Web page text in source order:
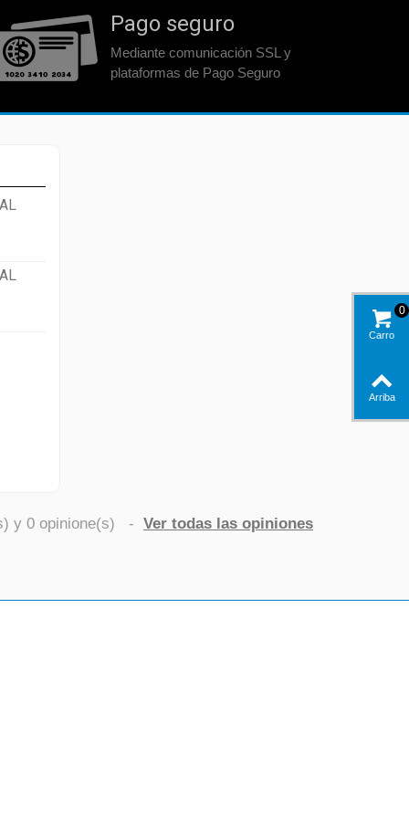
Pago seguro
Mediante comunicación SSL y
plataformas de Pago Seguro
y 0 opinione(s) - Ver todas las opiniones
Carro
0
Arriba